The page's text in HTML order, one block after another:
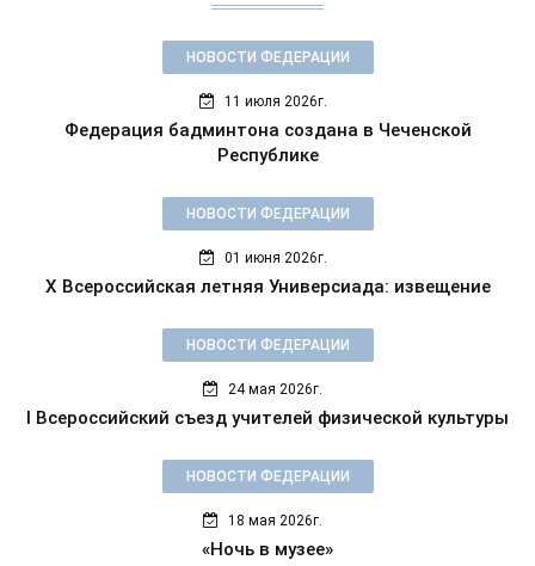
НОВОСТИ ФЕДЕРАЦИИ
11 июля 2026г.
Федерация бадминтона создана в Чеченской
Республике
НОВОСТИ ФЕДЕРАЦИИ
01 июня 2026г.
X Всероссийская летняя Универсиада: извещение
НОВОСТИ ФЕДЕРАЦИИ
24 мая 2026г.
I Всероссийский съезд учителей физической культуры
НОВОСТИ ФЕДЕРАЦИИ
18 мая 2026г.
«Ночь в музее»